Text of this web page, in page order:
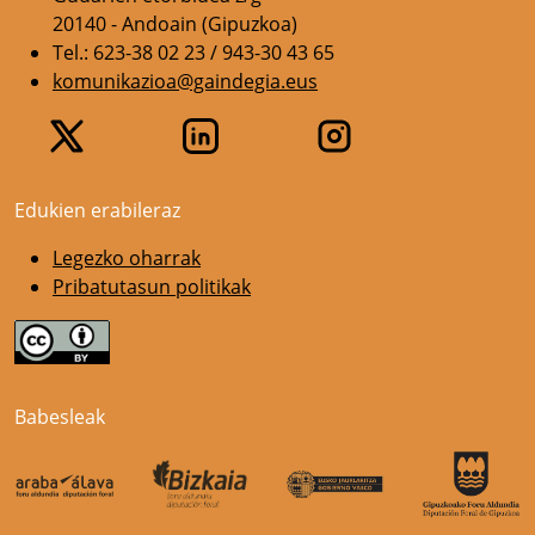
20140 - Andoain (Gipuzkoa)
Tel.: 623-38 02 23 / 943-30 43 65
komunikazioa@gaindegia.eus
Edukien erabileraz
Legezko oharrak
Pribatutasun politikak
Babesleak